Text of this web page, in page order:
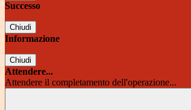
Successo
Chiudi
Informazione
Chiudi
Attendere...
Attendere il completamento dell'operazione...